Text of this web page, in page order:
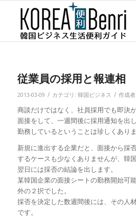
従業員の採用と報連相
2013-03-09 / カテゴリ: 韓国ビジネス / 作成者:
商談だけではなく、社員採用でも即決
面接をして、一週間後に採用通知を出
勤務しているということは珍しくありま
新規に進出する企業だと、面接から採
するケースも少なくありませんが、韓
翌日には採否の結論を出します。
某韓国企業の面接シートの勤務開始可
外の２択でした。
採否を決定した数週間後には、その人
です。